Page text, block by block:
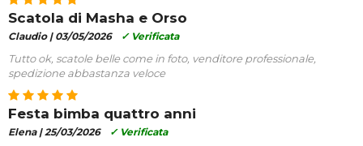
Scatola di Masha e Orso
Claudio | 03/05/2026 ✓ Verificata
Tutto ok, scatole belle come in foto, venditore professionale,
spedizione abbastanza veloce
Festa bimba quattro anni
Elena |25/03/2026 ✓ Verificata